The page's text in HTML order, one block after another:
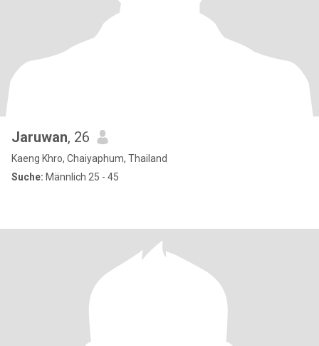
Jaruwan, 26
Kaeng Khro, Chaiyaphum, Thailand
Suche: Männlich 25 - 45